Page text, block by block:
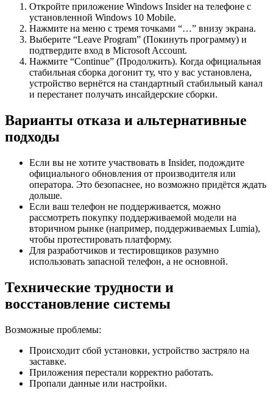
Откройте приложение Windows Insider на телефоне с
установленной Windows 10 Mobile.
Нажмите на меню с тремя точками “…” внизу экрана.
Выберите “Leave Program” (Покинуть программу) и
подтвердите вход в Microsoft Account.
Нажмите “Continue” (Продолжить). Когда официальная
стабильная сборка догонит ту, что у вас установлена,
устройство вернётся на стандартный стабильный канал
и перестанет получать инсайдерские сборки.
Варианты отказа и альтернативные
подходы
Если вы не хотите участвовать в Insider, подождите
официального обновления от производителя или
оператора. Это безопаснее, но возможно придётся ждать
дольше.
Если ваш телефон не поддерживается, можно
рассмотреть покупку поддерживаемой модели на
вторичном рынке (например, поддерживаемых Lumia),
чтобы протестировать платформу.
Для разработчиков и тестировщиков разумно
использовать запасной телефон, а не основной.
Технические трудности и
восстановление системы
Возможные проблемы:
Происходит сбой установки, устройство застряло на
заставке.
Приложения перестали корректно работать.
Пропали данные или настройки.